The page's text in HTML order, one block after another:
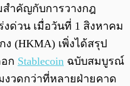
สำคัญกับการวางกฎ
งด่วน เมื่อวันที่ 1 สิงหาคม
(HKMA) เพิ่งได้สรุป
ก Stablecoin ฉบับสมบูรณ์
งวดกว่าที่หลายฝ่ายคาด